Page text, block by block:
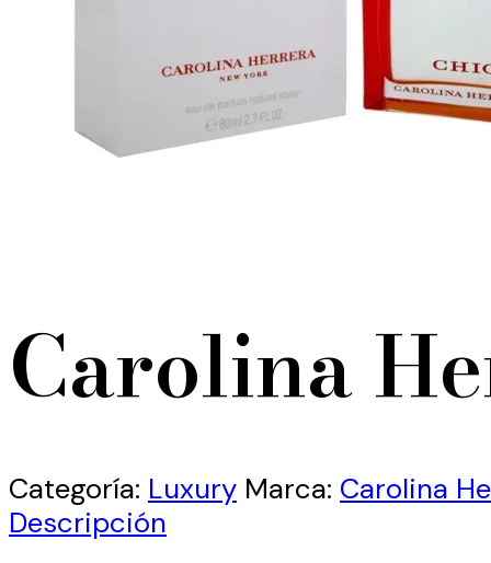
Carolina
Categoría: Luxury Marca: Carolina
Descripción